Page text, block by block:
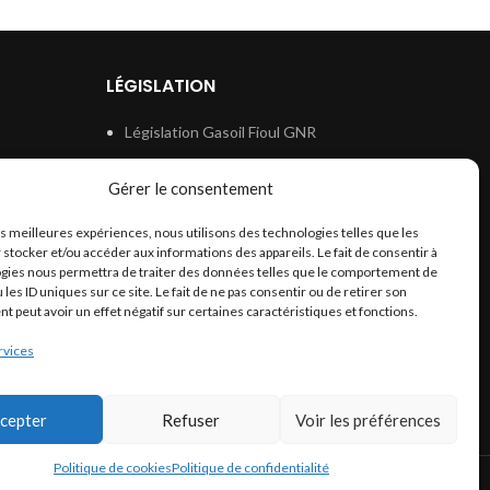
Gérer le consentement
meilleures expériences, nous utilisons des technologies telles que les
et/ou accéder aux informations des appareils. Le fait de consentir à
nous permettra de traiter des données telles que le comportement de
les ID uniques sur ce site. Le fait de ne pas consentir ou de retirer son
peut avoir un effet négatif sur certaines caractéristiques et fonctions.
Refuser Voir les préférences
Politique de cookiesPolitique de confidentialité
LÉGISLATION
Législation Gasoil Fioul GNR
Législation Eau
Législation Lubrifiant
Législation Phytosanitaire